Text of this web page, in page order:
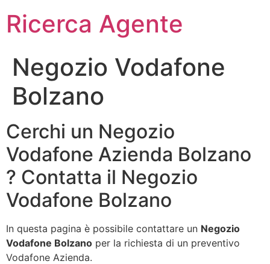
Ricerca Agente
Negozio Vodafone
Bolzano
Cerchi un Negozio
Vodafone Azienda Bolzano
? Contatta il Negozio
Vodafone Bolzano
In questa pagina è possibile contattare un Negozio
Vodafone Bolzano per la richiesta di un preventivo
Vodafone Azienda.